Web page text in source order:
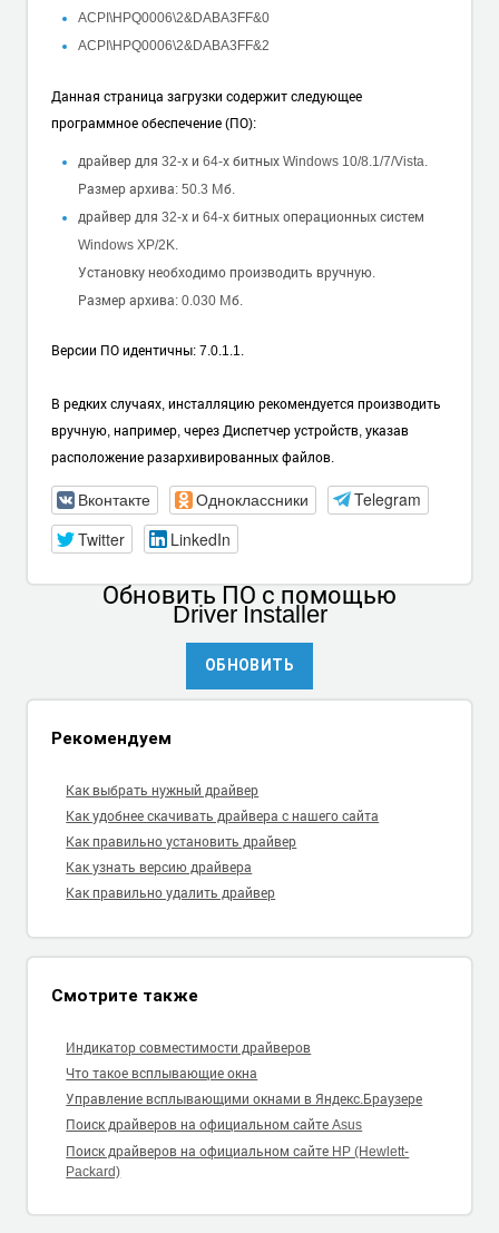
ACPI\HPQ0006\2&DABA3FF&0
ACPI\HPQ0006\2&DABA3FF&2
Данная страница загрузки содержит следующее
программное обеспечение (ПО):
драйвер для 32-х и 64-х битных Windows 10/8.1/7/Vista.
Размер архива: 50.3 Мб.
драйвер для 32-х и 64-х битных операционных систем
Windows XP/2K.
Установку необходимо производить вручную.
Размер архива: 0.030 Мб.
Версии ПО идентичны: 7.0.1.1.
В редких случаях, инсталляцию рекомендуется производить
вручную, например, через Диспетчер устройств, указав
расположение разархивированных файлов.
Вконтакте Одноклассники
Telegram
Twitter
LinkedIn
Обновить ПОс помощью
Driver Installer
ОБНОВИТЬ
Рекомендуем
Как выбрать нужный драйвер
Как удобнее скачивать драйвера с нашего сайта
Как правильно установить драйвер
Как узнать версию драйвера
Как правильно удалить драйвер
Смотрите также
Индикатор совместимости драйверов
Что такое всплывающие окна
Управление всплывающими окнами в Яндекс.Браузере
Поиск драйверов на официальном сайте Asus
Поиск драйверов на официальном сайте HP (Hewlett-
Packard)